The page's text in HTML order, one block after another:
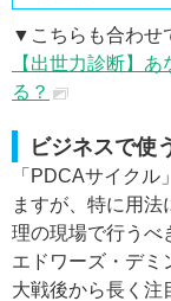
▼こちらも合わせ
【出世力診断】
る？
ビジネスで使
「PDCAサイク
ますが、特に用
理の現場で行うべ
エドワーズ・デミ
大戦後から長く注